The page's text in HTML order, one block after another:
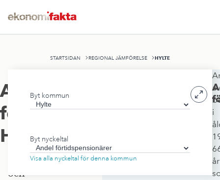
STARTSIDAN REGIONAL JÄMFÖRELSE HYLTE
Andel
förtidspensionärer,
Hylte
kommun
ligger
Hallands
och
Byt kommun
Byt nyckeltal
Visa alla nyckeltal för denna kommun
av
i
år